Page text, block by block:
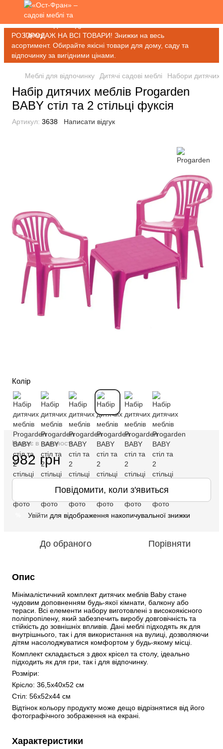
РОЗПРОДАЖ НА ВСІ ТОВАРИ! Знижки на весь
асортимент. Обирайте якісні товари для дому, саду та
відпочинку за вигідними цінами.
Меблі для відпочинку Дитячі садові меблі Набори дитячих
Набір дитячих меблів Progarden
BABY стіл та 2 стільці фуксія
Артикул: 3638 Написати відгук
Колір
Немає в наявності
982 грн
Повідомити, коли з'явиться
Увійти для відображення накопичувальної знижки
До обраного Порівняти
Опис
Мінімалістичний комплект дитячих меблів Baby стане
чудовим доповненням будь-якої кімнати, балкону або
тераси. Всі елементи набору виготовлені з високоякісного
поліпропілену, який забезпечить виробу довговічність та
стійкість до зовнішніх впливів. Дані меблі підходять як для
внутрішнього, так і для використання на вулиці, дозволяючи
дітям насолоджуватися комфортом у будь-якому місці.
Комплект складається з двох крісел та столу, ідеально
підходить як для гри, так і для відпочинку.
Розміри:
Крісло: 36,5х40х52 см
Стіл: 56x52x44 см
Відтінок кольору продукту може дещо відрізнятися від його
фотографічного зображення на екрані.
Характеристики